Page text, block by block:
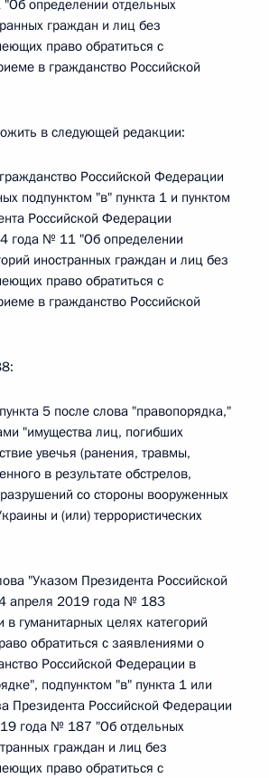
определении отдельных
граждан и лиц без
право обратиться с
в гражданство Российской
в следующей редакции:
Российской Федерации
подпунктом "в" пункта 1 и пунктом
Российской Федерации
года № 11 "Об определении
иностранных граждан и лиц без
право обратиться с
в гражданство Российской
5 после слова "правопорядка,"
"имущества лиц, погибших
увечья (ранения, травмы,
в результате обстрелов,
со стороны вооруженных
и (или) террористических
"Указом Президента Российской
апреля 2019 года № 183
гуманитарных целях категорий
обратиться с заявлениями о
Российской Федерации в
подпунктом "в" пункта 1 или
Президента Российской Федерации
года № 187 "Об отдельных
граждан и лиц без
право обратиться с